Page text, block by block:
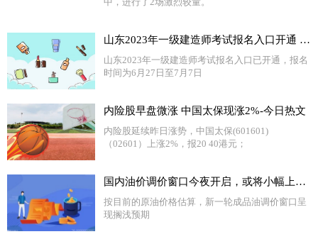
山东2023年一级建造师考试报名入口开通 世界热消息
山东2023年一级建造师考试报名入口已开通，报名
时间为6月27日至7月7日
内险股早盘微涨 中国太保现涨2%-今日热文
内险股延续昨日涨势，中国太保(601601)
（02601）上涨2%，报20 40港元；
​国内油价调价窗口今夜开启，或将小幅上调 天天热闻
按目前的原油价格估算，新一轮成品油调价窗口呈
现搁浅预期